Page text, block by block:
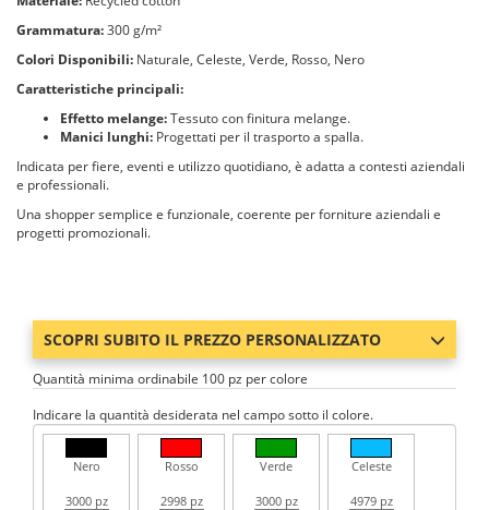
Grammatura:300 g/m²
Colori Disponibili: Naturale, Celeste, Verde, Rosso, Nero
Caratteristiche principali:
Effetto melange:Tessuto con finitura melange.
Manici lunghi: Progettati per il trasporto a spalla.
Indicata per fiere, eventi e utilizzo quotidiano, è adatta a contesti aziendali
e professionali.
Una shopper semplice e funzionale, coerente per forniture aziendali e
progetti promozionali.
SCOPRI SUBITO IL PREZZO PERSONALIZZATO
Quantità minima ordinabile 100 pz per colore
Indicare la quantità desiderata nel campo sotto il colore.
Nero
3000 pz
Rosso
2998 pz
Verde
3000 pz
Celeste
4979 pz